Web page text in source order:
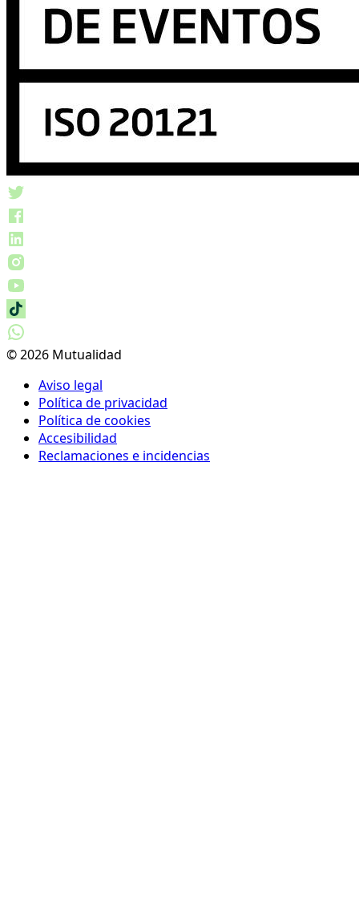
© 2026 Mutualidad
Aviso legal
Política de privacidad
Política de cookies
Accesibilidad
Reclamaciones e incidencias